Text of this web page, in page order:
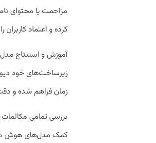
مزاحمت یا محتوای
کرده و اعتماد
آموزش و استنتاج
زیرساخت‌های خود
زمان فراهم شده و
بررسی تمامی
کمک مدل‌های هوش